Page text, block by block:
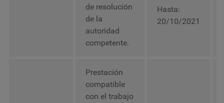
de resolución
de la
autoridad
competente.
Hasta:
20/10/2021
Prestación
compatible
con el trabajo